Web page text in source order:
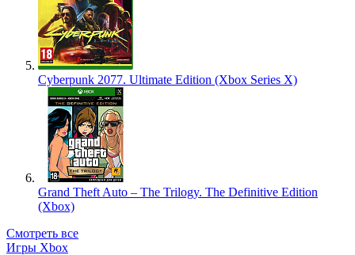
Cyberpunk 2077. Ultimate Edition (Xbox Series X)
Grand Theft Auto – The Trilogy. The Definitive Edition
(Xbox)
Смотреть все
Игры Xbox